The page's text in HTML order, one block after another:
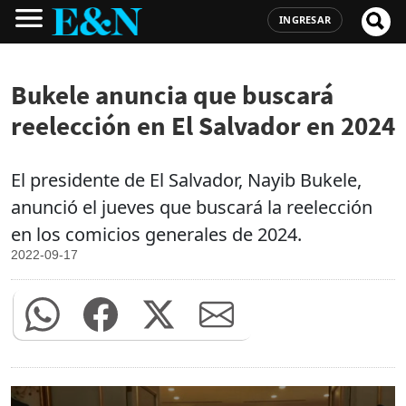
INGRESAR
Bukele anuncia que buscará
reelección en El Salvador en 2024
El presidente de El Salvador, Nayib Bukele,
anunció el jueves que buscará la reelección
en los comicios generales de 2024.
2022-09-17